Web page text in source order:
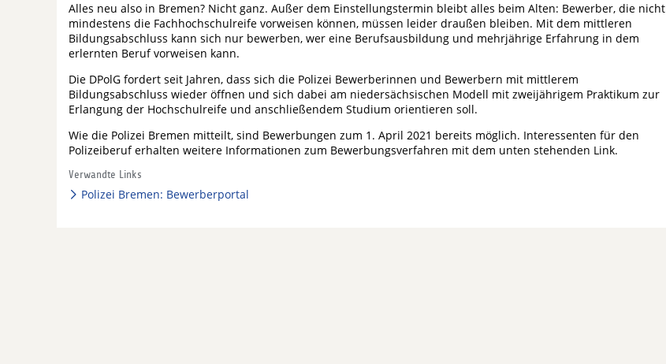
Alles neu also in Bremen? Nicht ganz. Außer dem Einstellungstermin bleibt alles beim Alten: Bewerber, die nicht
mindestens die Fachhochschulreife vorweisen können, müssen leider draußen bleiben. Mit dem mittleren
Bildungsabschluss kann sich nur bewerben, wer eine Berufsausbildung und mehrjährige Erfahrung in dem
erlernten Beruf vorweisen kann.
Die DPolG fordert seit Jahren, dass sich die Polizei Bewerberinnen und Bewerbern mit mittlerem
Bildungsabschluss wieder öffnen und sich dabei am niedersächsischen Modell mit zweijährigem Praktikum zur
Erlangung der Hochschulreife und anschließendem Studium orientieren soll.
Wie die Polizei Bremen mitteilt, sind Bewerbungen zum 1. April 2021 bereits möglich. Interessenten für den
Polizeiberuf erhalten weitere Informationen zum Bewerbungsverfahren mit dem unten stehenden Link.
Verwandte Links
Polizei Bremen: Bewerberportal